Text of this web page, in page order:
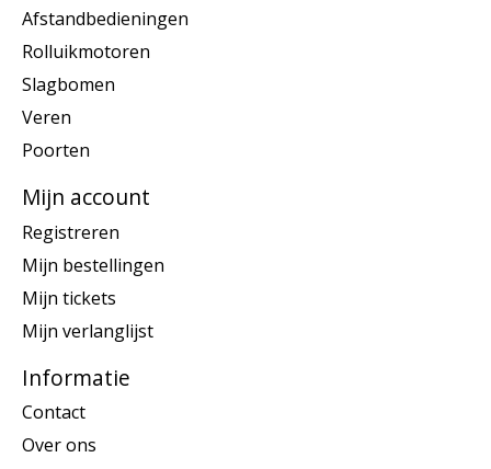
Afstandbedieningen
Rolluikmotoren
Slagbomen
Veren
Poorten
Mijn account
Registreren
Mijn bestellingen
Mijn tickets
Mijn verlanglijst
Informatie
Contact
Over ons